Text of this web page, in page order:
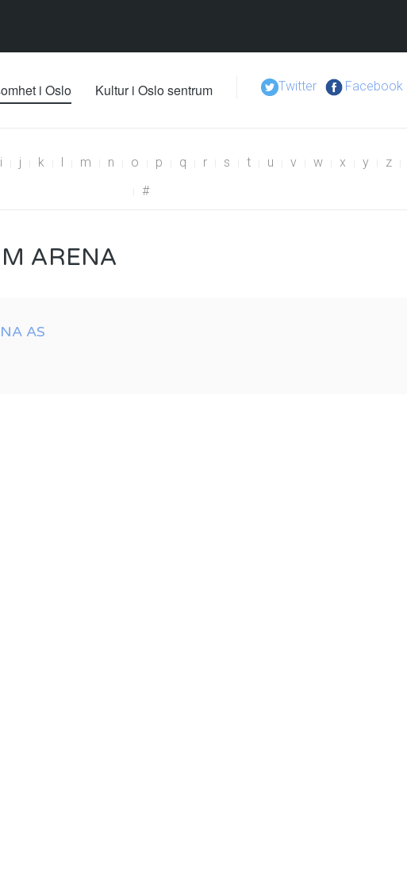
i Oslo Kultur i Oslo sentrum Twitter Facebook
i j k l m n o p q r s t u v w x y z
#
ARENA
AS